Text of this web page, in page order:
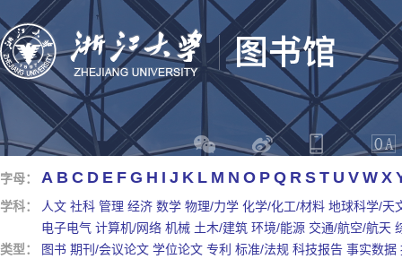
字母： A B C D E F G H I J K L M N O P Q R S T U V W X
学科： 人文 社科 管理 经济 数学 物理/力学 化学/化工/材料 地球科学/天
电子电气 计算机/网络 机械 土木/建筑 环境/能源 交通/航空/航天
类型：
图书 期刊/会议论文 学位论文 专利 标准/法规 科技报告 事实数据